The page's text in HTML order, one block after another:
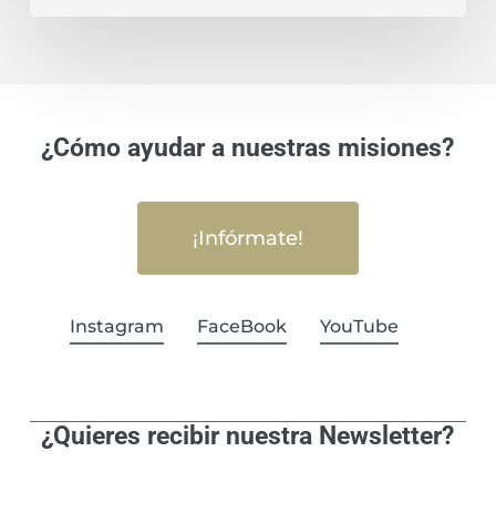
¿Cómo ayudar a nuestras misiones?
¡Infórmate!
Instagram FaceBook YouTube
¿Quieres recibir nuestra Newsletter?